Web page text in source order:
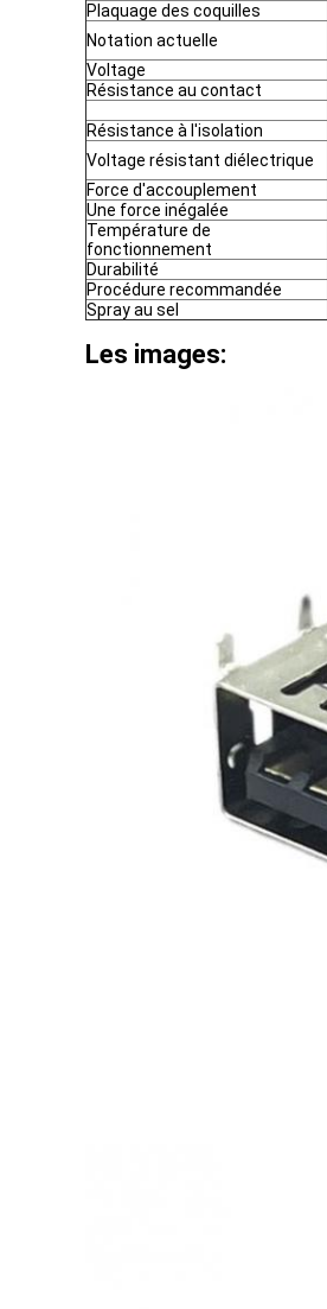
Plaquage des coquilles
Notation actuelle
Voltage
Résistance au contact
Résistance à l'isolation
Voltage résistant diélectrique
Force d'accouplement
Une force inégalée
Température de
fonctionnement
Durabilité
Procédure recommandée
Spray au sel
Les images: